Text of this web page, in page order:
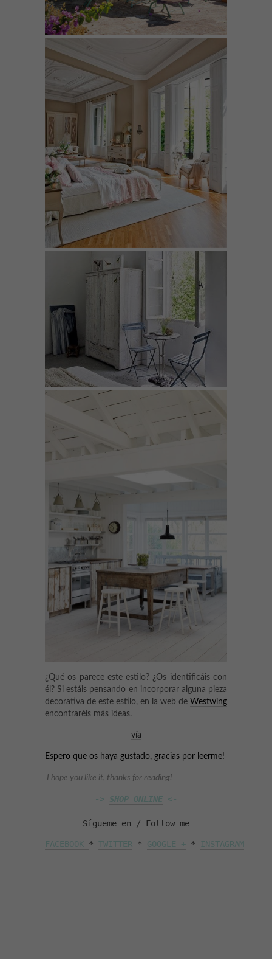
¿Qué os parece este estilo? ¿Os identificáis con
él? Si estáis pensando en incorporar alguna pieza
decorativa de este estilo, en la web de Westwing
encontraréis más ideas.
vía
Espero que os haya gustado, gracias por leerme!
I hope you like it, thanks for reading!
-> SHOP ONLINE <-
Sígueme en / Follow me
FACEBOOK * TWITTER * GOOGLE + * INSTAGRAM